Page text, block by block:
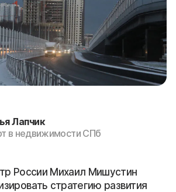
Лапчик
в недвижимости СПб
России Михаил Мишустин
стратегию развития